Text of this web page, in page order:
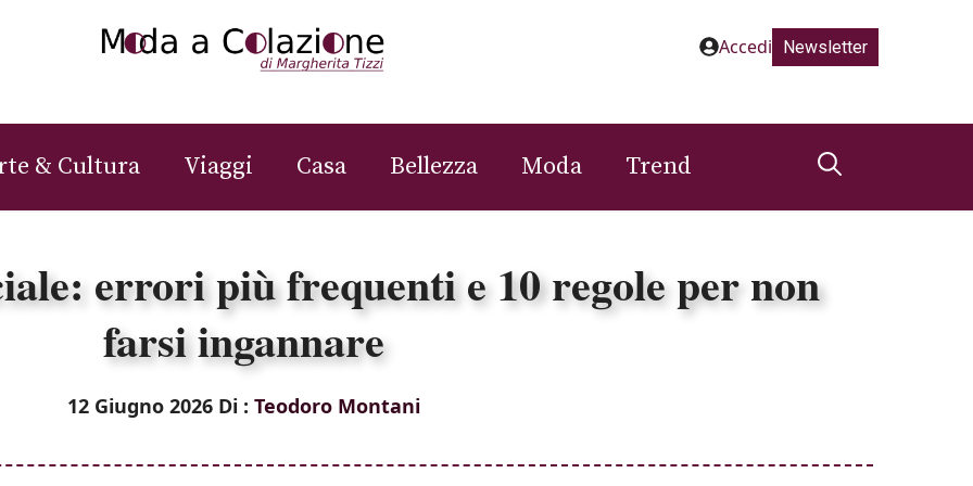
Accedi Newsletter
& Cultura Viaggi Casa Bellezza Moda Trend
errori più frequenti e 10 regole per non
farsi ingannare
12 Giugno 2026 Di : Teodoro Montani